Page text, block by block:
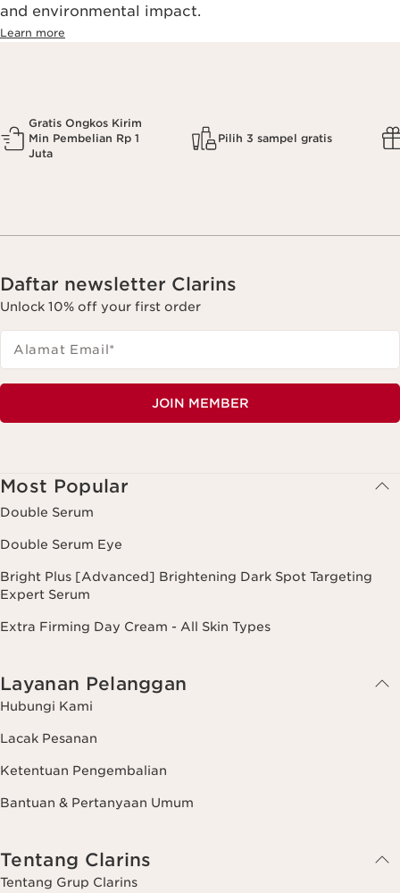
and environmental impact.
Learn more
Gratis Ongkos Kirim
Min Pembelian Rp 1
Juta
Pilih 3 sampel gratis
Daftar newsletter Clarins
Unlock 10% off your first order
Alamat Email*
JOIN MEMBER
Most Popular
Double Serum
Double Serum Eye
Bright Plus [Advanced] Brightening Dark Spot Targeting
Expert Serum
Extra Firming Day Cream - All Skin Types
Layanan Pelanggan
Hubungi Kami
Lacak Pesanan
Ketentuan Pengembalian
Bantuan & Pertanyaan Umum
Tentang Clarins
Tentang Grup Clarins